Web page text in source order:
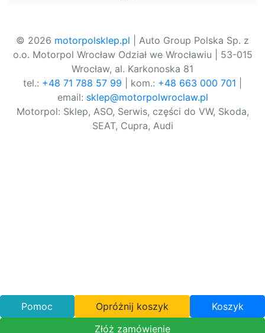
© 2026 motorpolsklep.pl | Auto Group Polska Sp. z
o.o. Motorpol Wrocław Odział we Wrocławiu | 53-015
Wrocław, al. Karkonoska 81
tel.: +48 71 788 57 99 | kom.: +48 663 000 701
email: sklep@motorpolwroclaw.pl
Motorpol: Sklep, ASO, Serwis, części do VW, Skoda,
SEAT, Cupra, Audi
Pomoc Opróżnij koszyk
Koszyk
Złóż zamówienie